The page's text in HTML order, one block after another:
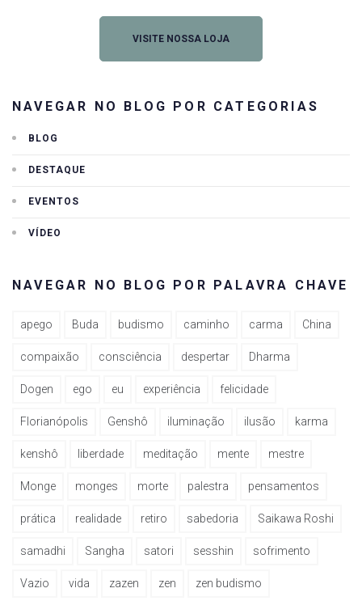
VISITE NOSSA LOJA
NAVEGAR NO BLOG POR CATEGORIAS
BLOG
DESTAQUE
EVENTOS
VÍDEO
NAVEGAR NO BLOG POR PALAVRA CHAVE
apego Buda budismo caminho carma China
compaixão consciência despertar Dharma
Dogen ego eu experiência felicidade
Florianópolis Genshô iluminação ilusão karma
kenshô liberdade meditação mente mestre
Monge monges morte palestra pensamentos
prática realidade retiro sabedoria Saikawa Roshi
samadhi Sangha satori sesshin sofrimento
Vazio vida zazen zen zen budismo